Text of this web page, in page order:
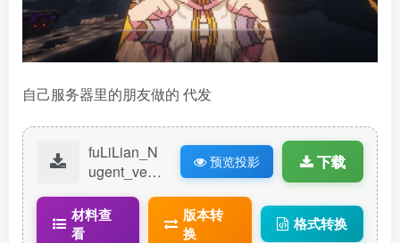
自己服务器里的朋友做的 代发
fuLiLian_N
ugent_verti
g.litematic
预览投影 下载
材料查
看
版本转
换
格式转换